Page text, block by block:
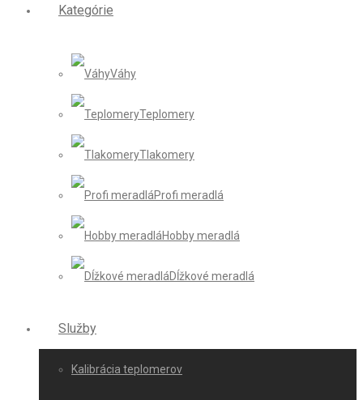
Kategórie
Váhy
Teplomery
Tlakomery
Profi meradlá
Hobby meradlá
Dĺžkové meradlá
Služby
Kalibrácia teplomerov